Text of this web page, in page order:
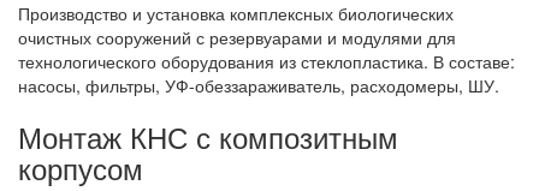
Производство и установка комплексных биологических
очистных сооружений с резервуарами и модулями для
технологического оборудования из стеклопластика. В составе:
насосы, фильтры, УФ-обеззараживатель, расходомеры, ШУ.
Монтаж КНС с композитным
корпусом